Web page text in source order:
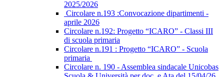
2025/2026
Circolare n.193 :Convocazione dipartimenti -
aprile 2026
Circolare n.192: Progetto “ICARO” - Classi III
di scuola primaria
Circolare n.191 : Progetto “ICARO” - Scuola
primaria
Circolare n. 190 - Assemblea sindacale Unicobas